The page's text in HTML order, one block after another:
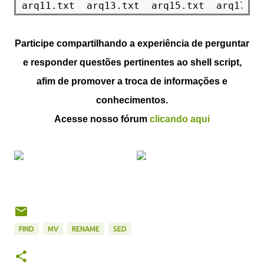
Participe compartilhando a experiência de perguntar
e responder questões pertinentes ao shell script,
afim de promover a troca de informações e
conhecimentos.
Acesse nosso fórum clicando aqui
FIND MV RENAME SED